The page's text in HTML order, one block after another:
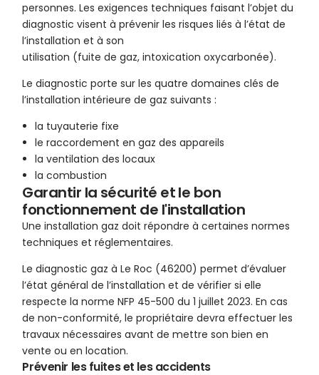
personnes. Les exigences techniques faisant l’objet du
diagnostic visent à prévenir les risques liés à l’état de
l’installation et à son
utilisation (fuite de gaz, intoxication oxycarbonée).
Le diagnostic porte sur les quatre domaines clés de
l’installation intérieure de gaz suivants :
la tuyauterie fixe
le raccordement en gaz des appareils
la ventilation des locaux
la combustion
Garantir la sécurité et le bon
fonctionnement de l'installation
Une installation gaz doit répondre à certaines normes
techniques et réglementaires.
Le diagnostic gaz à Le Roc (46200) permet d’évaluer
l’état général de l’installation et de vérifier si elle
respecte la norme NFP 45-500 du 1 juillet 2023. En cas
de non-conformité, le propriétaire devra effectuer les
travaux nécessaires avant de mettre son bien en
vente ou en location.
Prévenir les fuites et les accidents